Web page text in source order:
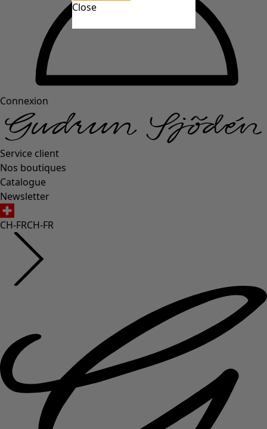
Connexion
Service client
Nos boutiques
Catalogue
Newsletter
CH-FRCH-FR
Close